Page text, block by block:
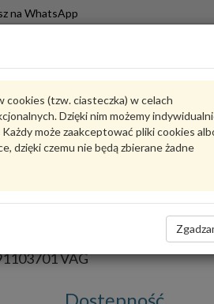
na WhatsApp
(tzw. ciasteczka) w celach
Dzięki nim możemy
może zaakceptować pliki cookies
dzięki czemu nie będą zbierane żadne
SEAT SKODA
VAG